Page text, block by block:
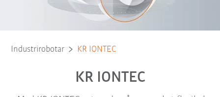
Industrirobotar KR IONTEC
KR IONTEC